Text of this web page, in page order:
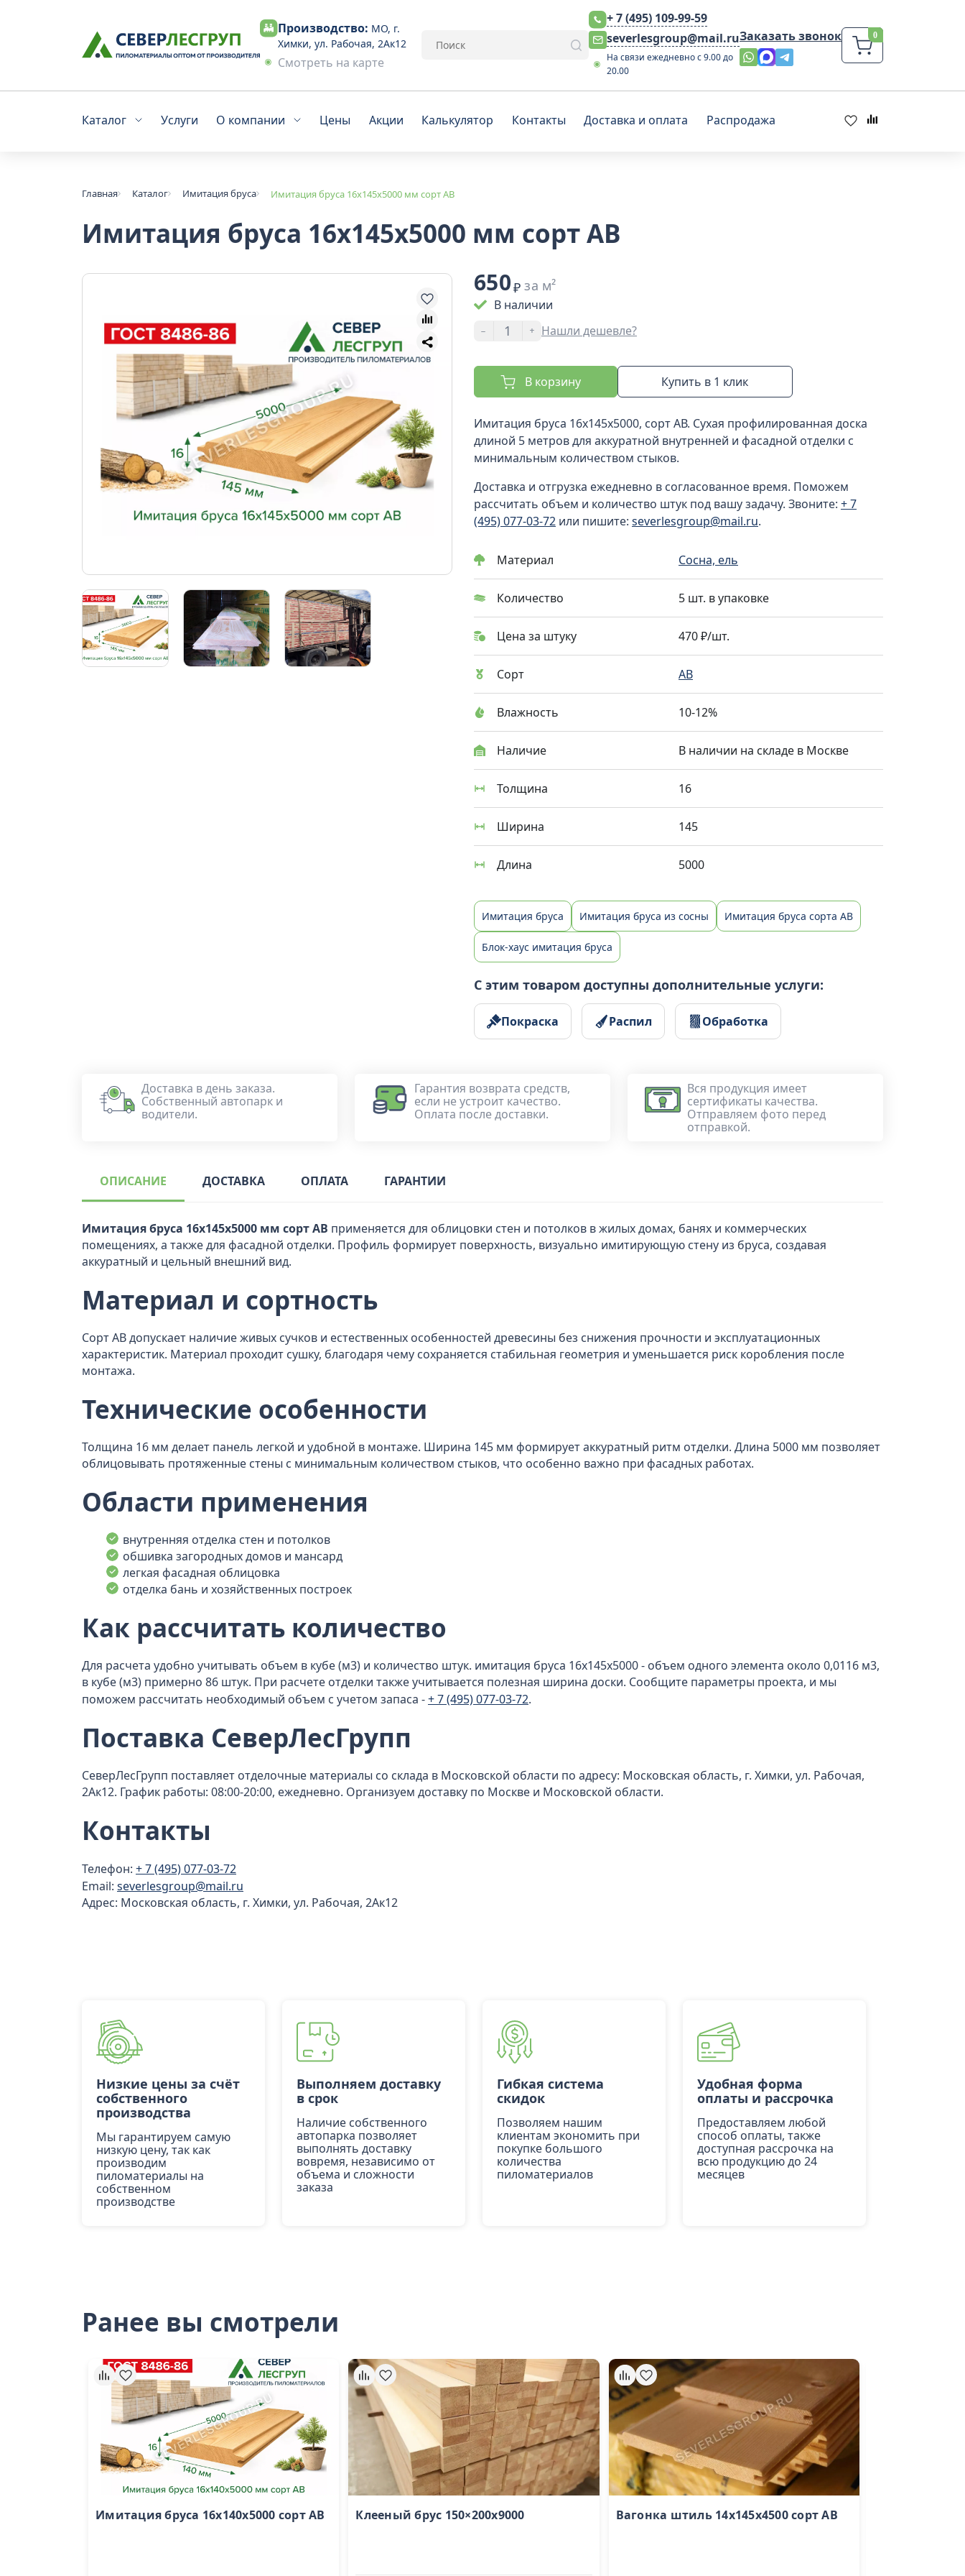
Производство: МО, г.
Химки, ул. Рабочая, 2Ак12
Смотреть на карте
+ 7 (495) 109-99-59
severlesgroup@mail.ru
На связи ежедневно с 9.00 до
20.00
Заказать звонок
Каталог Услуги О компании Цены Акции Калькулятор Контакты Доставка и оплата Распродажа
Главная Каталог Имитация бруса Имитация бруса 16x145x5000 мм сорт АВ
Имитация бруса 16x145x5000 мм сорт АВ
650₽ за м²
В наличии
-
+ Нашли дешевле?
В корзину Купить в 1 клик
Имитация бруса 16x145x5000, сорт АВ. Сухая профилированная доска
длиной 5 метров для аккуратной внутренней и фасадной отделки с
минимальным количеством стыков.
Доставка и отгрузка ежедневно в согласованное время. Поможем
рассчитать объем и количество штук под вашу задачу. Звоните: + 7
(495) 077-03-72 или пишите: severlesgroup@mail.ru.
Материал Сосна, ель
Количество 5 шт. в упаковке
Цена за штуку 470 ₽/шт.
Сорт AB
Влажность 10-12%
Наличие В наличии на складе в Москве
Толщина 16
Ширина 145
Длина 5000
Имитация бруса Имитация бруса из сосны Имитация бруса сорта АВ
Блок-хаус имитация бруса
С этим товаром доступны дополнительные услуги:
Покраска Распил Обработка
Доставка в день заказа.
Собственный автопарк и
водители.
Гарантия возврата средств,
если не устроит качество.
Оплата после доставки.
Вся продукция имеет
сертификаты качества.
Отправляем фото перед
отправкой.
ОПИСАНИЕ ДОСТАВКА ОПЛАТА ГАРАНТИИ
Имитация бруса 16x145x5000 мм сорт АВ применяется для облицовки стен и потолков в жилых домах, банях и коммерческих
помещениях, а также для фасадной отделки. Профиль формирует поверхность, визуально имитирующую стену из бруса, создавая
аккуратный и цельный внешний вид.
Материал и сортность
Сорт АВ допускает наличие живых сучков и естественных особенностей древесины без снижения прочности и эксплуатационных
характеристик. Материал проходит сушку, благодаря чему сохраняется стабильная геометрия и уменьшается риск коробления после
монтажа.
Технические особенности
Толщина 16 мм делает панель легкой и удобной в монтаже. Ширина 145 мм формирует аккуратный ритм отделки. Длина 5000 мм позволяет
облицовывать протяженные стены с минимальным количеством стыков, что особенно важно при фасадных работах.
Области применения
внутренняя отделка стен и потолков
обшивка загородных домов и мансард
легкая фасадная облицовка
отделка бань и хозяйственных построек
Как рассчитать количество
Для расчета удобно учитывать объем в кубе (м3) и количество штук. имитация бруса 16x145x5000 - объем одного элемента около 0,0116 м3,
в кубе (м3) примерно 86 штук. При расчете отделки также учитывается полезная ширина доски. Сообщите параметры проекта, и мы
поможем рассчитать необходимый объем с учетом запаса -+ 7 (495) 077-03-72.
Поставка СеверЛесГрупп
СеверЛесГрупп поставляет отделочные материалы со склада в Московской области по адресу: Московская область, г. Химки, ул. Рабочая,
2Ак12. График работы: 08:00-20:00, ежедневно. Организуем доставку по Москве и Московской области.
Контакты
Телефон: + 7 (495) 077-03-72
Email: severlesgroup@mail.ru
Адрес: Московская область, г. Химки, ул. Рабочая, 2Ак12
Низкие цены за счёт
собственного
производства
Мы гарантируем самую
низкую цену, так как
производим
пиломатериалы на
собственном
производстве
Выполняем доставку
в срок
Наличие собственного
автопарка позволяет
выполнять доставку
вовремя, независимо от
объема и сложности
заказа
Гибкая система
скидок
Позволяем нашим
клиентам экономить при
покупке большого
количества
пиломатериалов
Удобная форма
оплаты и рассрочка
Предоставляем любой
способ оплаты, также
доступная рассрочка на
всю продукцию до 24
месяцев
Ранее вы смотрели
Имитация бруса 16x140x5000 сорт AB Клееный брус 150×200х9000 Вагонка штиль 14х145х4500 сорт AB